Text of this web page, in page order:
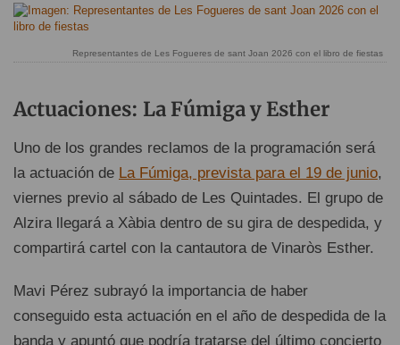
Representantes de Les Fogueres de sant Joan 2026 con el libro de fiestas
Actuaciones: La Fúmiga y Esther
Uno de los grandes reclamos de la programación será
la actuación de La Fúmiga, prevista para el 19 de junio,
viernes previo al sábado de Les Quintades. El grupo de
Alzira llegará a Xàbia dentro de su gira de despedida, y
compartirá cartel con la cantautora de Vinaròs Esther.
Mavi Pérez subrayó la importancia de haber
conseguido esta actuación en el año de despedida de la
banda y apuntó que podría tratarse del último concierto